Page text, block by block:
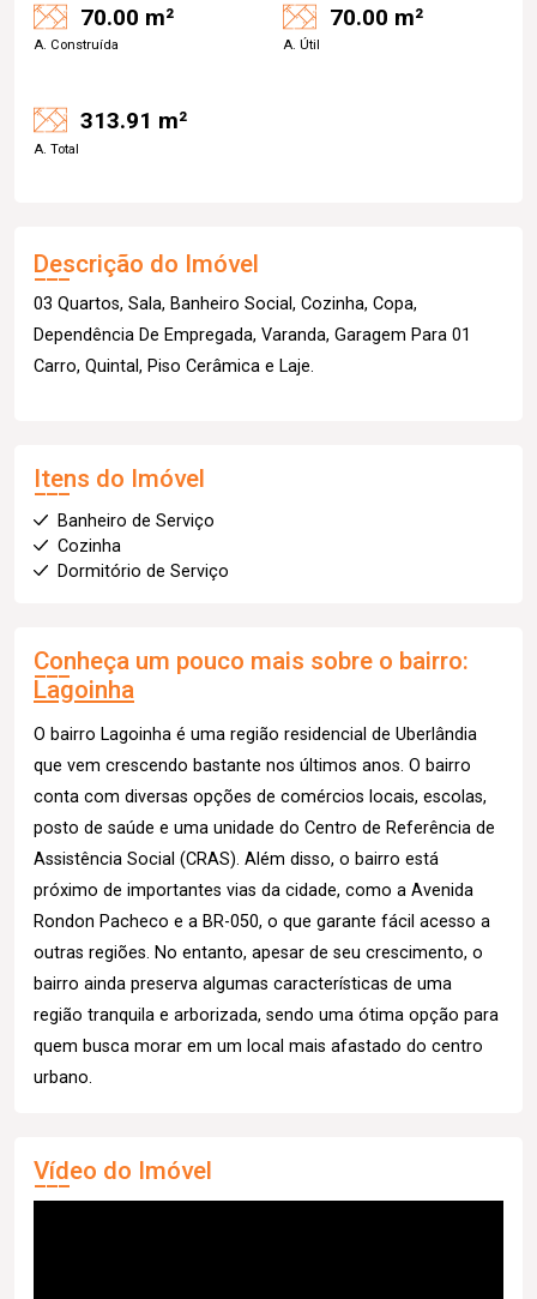
70.00 m²
A. Construída
70.00 m²
A. Útil
313.91 m²
A. Total
Descrição do Imóvel
03 Quartos, Sala, Banheiro Social, Cozinha, Copa,
Dependência De Empregada, Varanda, Garagem Para 01
Carro, Quintal, Piso Cerâmica e Laje.
Itens do Imóvel
Banheiro de Serviço
Cozinha
Dormitório de Serviço
Conheça um pouco mais sobre o bairro:
Lagoinha
O bairro Lagoinha é uma região residencial de Uberlândia
que vem crescendo bastante nos últimos anos. O bairro
conta com diversas opções de comércios locais, escolas,
posto de saúde e uma unidade do Centro de Referência de
Assistência Social (CRAS). Além disso, o bairro está
próximo de importantes vias da cidade, como a Avenida
Rondon Pacheco e a BR-050, o que garante fácil acesso a
outras regiões. No entanto, apesar de seu crescimento, o
bairro ainda preserva algumas características de uma
região tranquila e arborizada, sendo uma ótima opção para
quem busca morar em um local mais afastado do centro
urbano.
Vídeo do Imóvel